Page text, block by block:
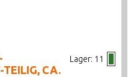
Lager: 11
TEILIG, CA.